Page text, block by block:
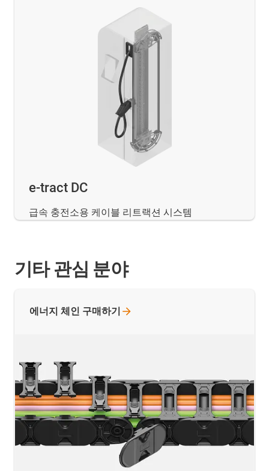
e-tract DC
급속 충전소용 케이블 리트랙션 시스템
기타 관심 분야
에너지 체인 구매하기